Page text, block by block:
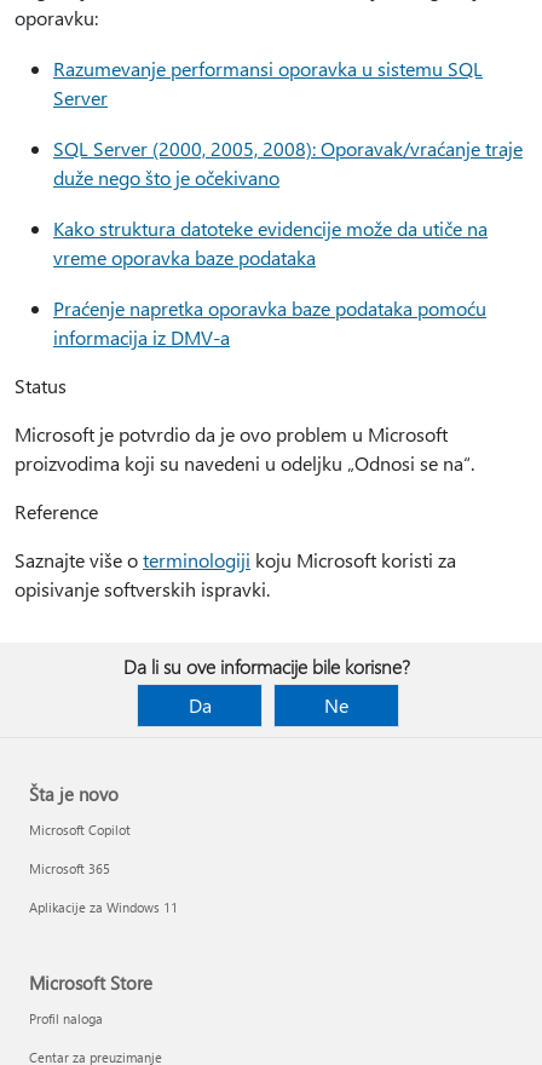
oporavku:
Razumevanje performansi oporavka u sistemu SQL
Server
SQL Server (2000, 2005, 2008): Oporavak/vraćanje traje
duže nego što je očekivano
Kako struktura datoteke evidencije može da utiče na
vreme oporavka baze podataka
Praćenje napretka oporavka baze podataka pomoću
informacija iz DMV-a
Status
Microsoft je potvrdio da je ovo problem u Microsoft
proizvodima koji su navedeni u odeljku „Odnosi se na“.
Reference
Saznajte više oterminologiji koju Microsoft koristi za
opisivanje softverskih ispravki.
Da li su ove informacije bile korisne?
Da
Ne
Šta je novo
Microsoft Copilot
Microsoft 365
Aplikacije za Windows 11
Microsoft Store
Profil naloga
Centar za preuzimanje